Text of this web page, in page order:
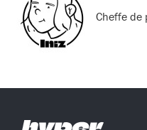
Cheffe de